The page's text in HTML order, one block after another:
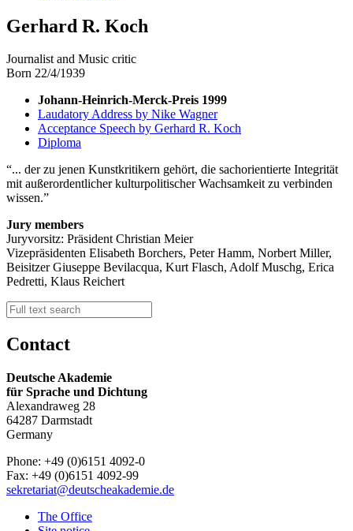
Gerhard R. Koch
Journalist and Music critic
Born 22/4/1939
Johann-Heinrich-Merck-Preis 1999
Laudatory Address by Nike Wagner
Acceptance Speech by Gerhard R. Koch
Diploma
... der zu jenen Kunstkritikern gehört, die sachorientierte Integrität
mit außerordentlicher kulturpolitischer Wachsamkeit zu verbinden
wissen.
Jury members
Juryvorsitz: Präsident Christian Meier
Vizepräsidenten Elisabeth Borchers, Peter Hamm, Norbert Miller,
Beisitzer Giuseppe Bevilacqua, Kurt Flasch, Adolf Muschg, Erica
Pedretti, Klaus Reichert
Contact
Deutsche Akademie
für Sprache und Dichtung
Alexandraweg 28
64287 Darmstadt
Germany
Phone: +49 (0)6151 4092-0
Fax: +49 (0)6151 4092-99
sekretariat@deutscheakademie.de
The Office